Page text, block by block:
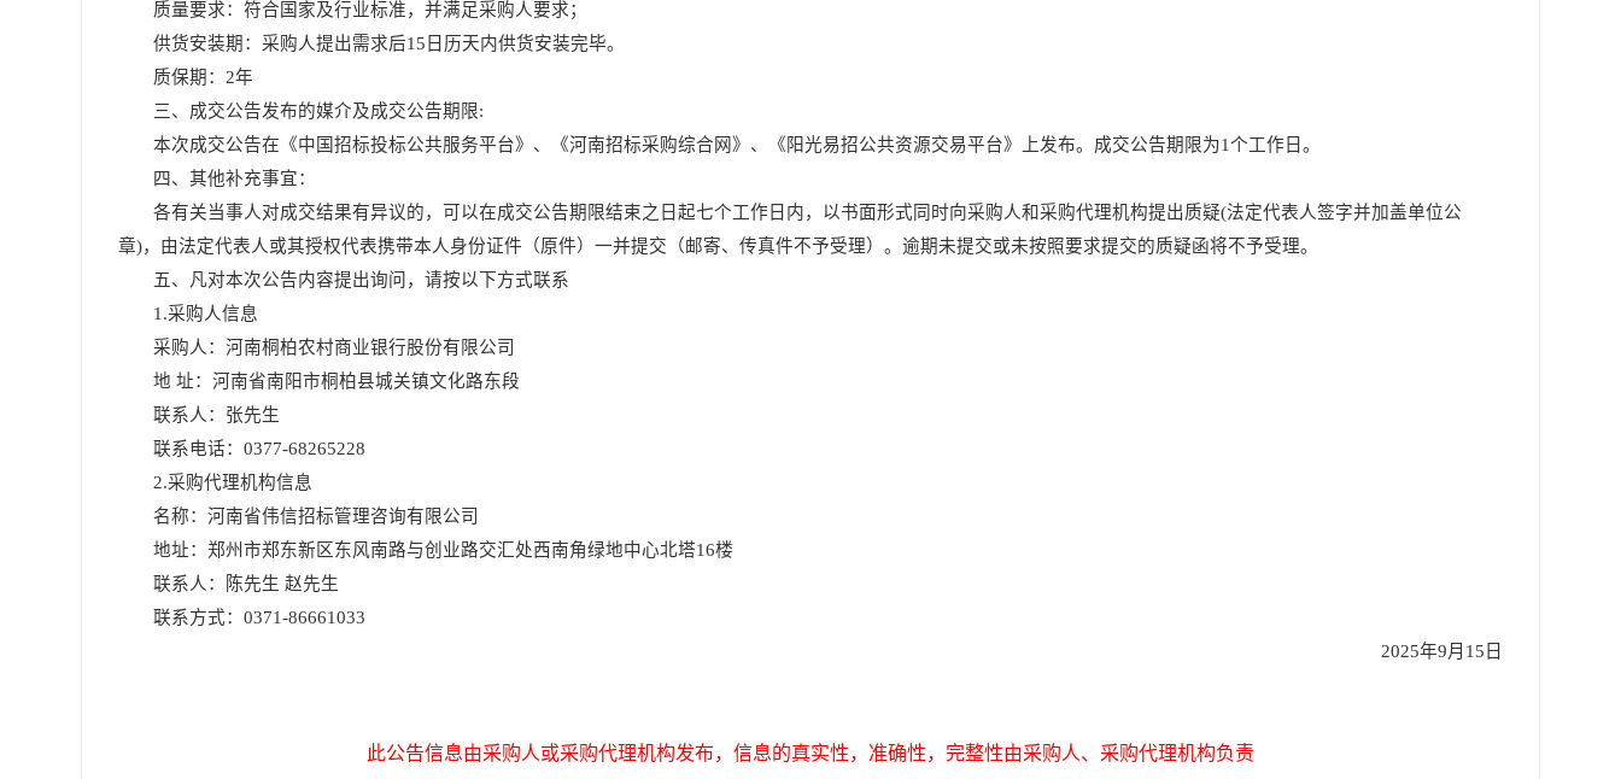
质量要求：符合国家及行业标准，并满足采购人要求；
供货安装期：采购人提出需求后15日历天内供货安装完毕。
质保期： 2年
三、成交公告发布的媒介及成交公告期限:
本次成交公告在《中国招标投标公共服务平台》、《河南招标采购综合网》 、《阳光易招公共资源交易平台》 上发布。 成交公告期限为1个工作日。
四、其他补充事宜：
各有关当事人对成交结果有异议的，可以在成交公告期限结束之日起七个工作日内，以书面形式同时向采购人和采购代理机构提出质疑(法定代表人签字并加盖单位公
章)，由法定代表人或其授权代表携带本人身份证件（原件）一并提交（邮寄、传真件不予受理）。逾期未提交或未按照要求提交的质疑函将不予受理。
五、凡对本次公告内容提出询问，请按以下方式联系
1 .采购人信息
采购人：河南桐柏农村商业银行股份有限公司
地 址：河南省南阳市桐柏县城关镇文化路东段
联系人：张先生
联系电话：0377-68265228
2.采购代理机构信息
名称：河南省伟信招标管理咨询有限公司
地址：郑州市郑东新区东风南路与创业路交汇处西南角绿地中心北塔16楼
联系人：陈先生 赵先生
联系方式：0371-86661033
2025年9月 15 日
此公告信息由采购人或采购代理机构发布，信息的真实性，准确性，完整性由采购人、采购代理机构负责